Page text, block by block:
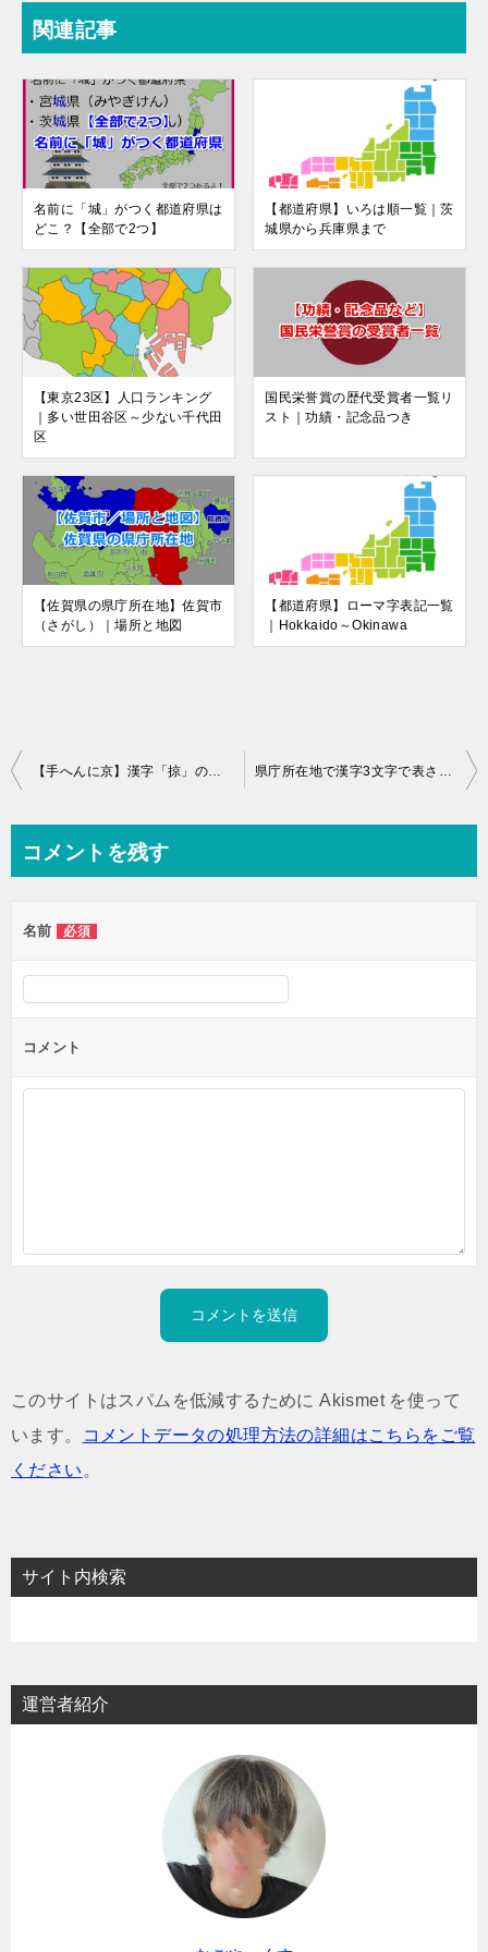
関連記事
名前に「城」がつく都道府県は
どこ？【全部で2つ】
【都道府県】いろは順一覧｜茨
城県から兵庫県まで
【東京23区】人口ランキング
｜多い世田谷区～少ない千代田
区
国民栄誉賞の歴代受賞者一覧リ
スト｜功績・記念品つき
【佐賀県の県庁所在地】佐賀市
（さがし）｜場所と地図
【都道府県】ローマ字表記一覧
｜Hokkaido～Okinawa
投
ビ
ー
シ
ン
【手へんに京】漢字「掠」の読み方は？｜熟語：掠奪、掠めるなど 県庁所在地で漢字3文字で表される4つは？【クイズ】
コメントを残す
名前 必須
コメント
このサイトはスパムを低減するために Akismet を使って
います。
コメントデータの処理方法の詳細はこちらをご覧
ください 。
サイト内検索
運営者紹介